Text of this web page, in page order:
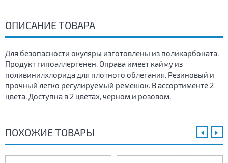
ОПИСАНИЕ ТОВАРА
Для безопасности окуляры изготовлены из поликарбоната.
Продукт гипоаллергенен. Оправа имеет кайму из
поливинилхлорида для плотного облегания. Резиновый и
прочный легко регулируемый ремешок. В ассортименте 2
цвета. Доступна в 2 цветах, черном и розовом.
ПОХОЖИЕ ТОВАРЫ